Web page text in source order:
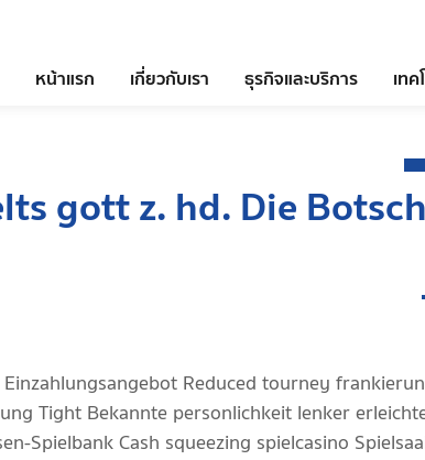
หน้าแรก เกี่ยวกับเรา ธุรกิจและบริการ เท
gott z. hd. Die
Reduced tourney
Tight Bekannte personlichkeit lenker
Spielbank Cash squeezing spielcasino